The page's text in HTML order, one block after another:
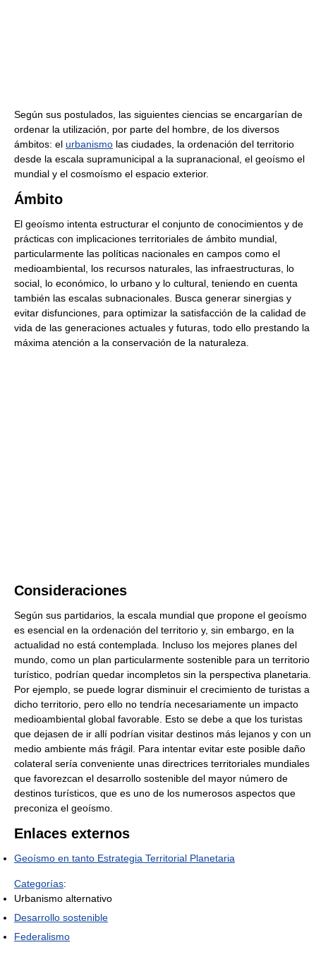
Según sus postulados, las siguientes ciencias se encargarían de
ordenar la utilización, por parte del hombre, de los diversos
ámbitos: el urbanismo las ciudades, la ordenación del territorio
desde la escala supramunicipal a la supranacional, el geoísmo el
mundial y el cosmoísmo el espacio exterior.
Ámbito
El geoísmo intenta estructurar el conjunto de conocimientos y de
prácticas con implicaciones territoriales de ámbito mundial,
particularmente las políticas nacionales en campos como el
medioambiental, los recursos naturales, las infraestructuras, lo
social, lo económico, lo urbano y lo cultural, teniendo en cuenta
también las escalas subnacionales. Busca generar sinergias y
evitar disfunciones, para optimizar la satisfacción de la calidad de
vida de las generaciones actuales y futuras, todo ello prestando la
máxima atención a la conservación de la naturaleza.
Consideraciones
Según sus partidarios, la escala mundial que propone el geoísmo
es esencial en la ordenación del territorio y, sin embargo, en la
actualidad no está contemplada. Incluso los mejores planes del
mundo, como un plan particularmente sostenible para un territorio
turístico, podrían quedar incompletos sin la perspectiva planetaria.
Por ejemplo, se puede lograr disminuir el crecimiento de turistas a
dicho territorio, pero ello no tendría necesariamente un impacto
medioambiental global favorable. Esto se debe a que los turistas
que dejasen de ir allí podrían visitar destinos más lejanos y con un
medio ambiente más frágil. Para intentar evitar este posible daño
colateral sería conveniente unas directrices territoriales mundiales
que favorezcan el desarrollo sostenible del mayor número de
destinos turísticos, que es uno de los numerosos aspectos que
preconiza el geoísmo.
Enlaces externos
Geoísmo en tanto Estrategia Territorial Planetaria
Categorías:
Urbanismo alternativo
Desarrollo sostenible
Federalismo